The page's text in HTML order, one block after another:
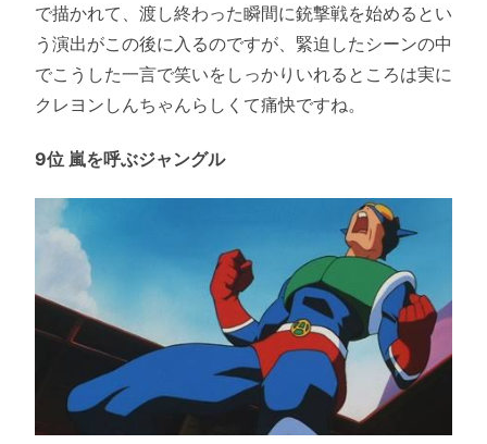
で描かれて、渡し終わった瞬間に銃撃戦を始めるとい
う演出がこの後に入るのですが、緊迫したシーンの中
でこうした一言で笑いをしっかりいれるところは実に
クレヨンしんちゃんらしくて痛快ですね。
9位 嵐を呼ぶジャングル